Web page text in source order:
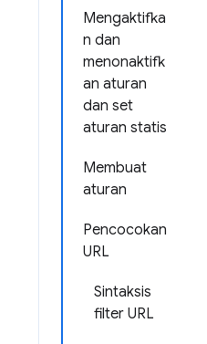
Mengaktifka
n dan
menonaktifk
an aturan
dan set
aturan statis
Membuat
aturan
Pencocokan
URL
Sintaksis
filter URL